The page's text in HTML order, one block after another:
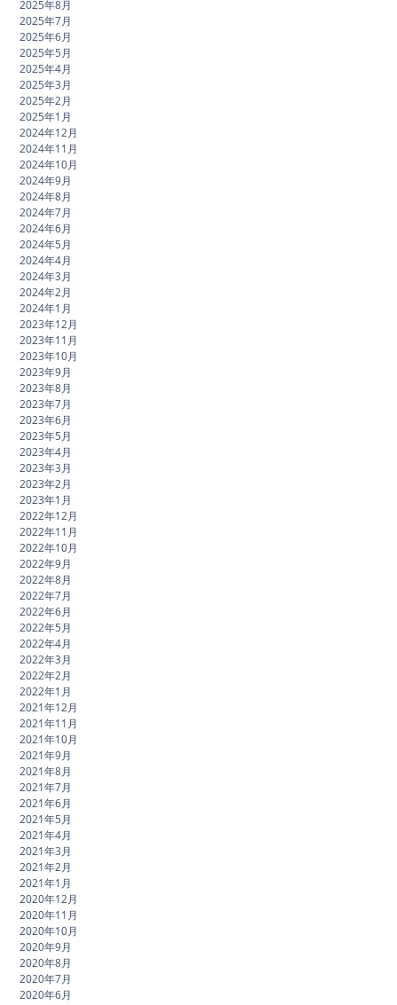
2025年8月
2025年7月
2025年6月
2025年5月
2025年4月
2025年3月
2025年2月
2025年1月
2024年12月
2024年11月
2024年10月
2024年9月
2024年8月
2024年7月
2024年6月
2024年5月
2024年4月
2024年3月
2024年2月
2024年1月
2023年12月
2023年11月
2023年10月
2023年9月
2023年8月
2023年7月
2023年6月
2023年5月
2023年4月
2023年3月
2023年2月
2023年1月
2022年12月
2022年11月
2022年10月
2022年9月
2022年8月
2022年7月
2022年6月
2022年5月
2022年4月
2022年3月
2022年2月
2022年1月
2021年12月
2021年11月
2021年10月
2021年9月
2021年8月
2021年7月
2021年6月
2021年5月
2021年4月
2021年3月
2021年2月
2021年1月
2020年12月
2020年11月
2020年10月
2020年9月
2020年8月
2020年7月
2020年6月